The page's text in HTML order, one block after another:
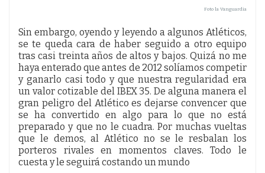
Foto la Vanguardia
Sin embargo, oyendo y leyendo a algunos Atléticos,
se te queda cara de haber seguido a otro equipo
tras casi treinta años de altos y bajos. Quizá no me
haya enterado que antes de 2012 solíamos competir
y ganarlo casi todo y que nuestra regularidad era
un valor cotizable del IBEX 35. De alguna manera el
gran peligro del Atlético es dejarse convencer que
se ha convertido en algo para lo que no está
preparado y que no le cuadra. Por muchas vueltas
que le demos, al Atlético no se le resbalan los
porteros rivales en momentos claves. Todo le
cuesta y le seguirá costando un mundo